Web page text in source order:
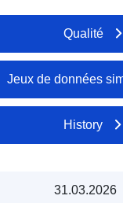
Qualité
Jeux de données
History
31.03.2026